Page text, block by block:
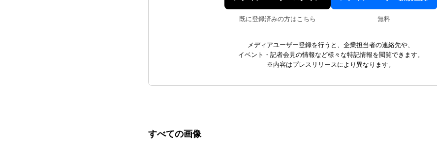
既に登録済みの方はこちら 無料
メディアユーザー登録を行うと、企業担当者の連絡先や、
イベント・記者会見の情報など様々な特記情報を閲覧できます。
※内容はプレスリリースにより異なります。
すべての画像